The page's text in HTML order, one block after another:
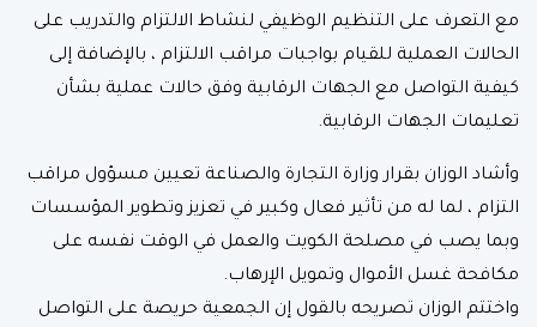
مع التعرف على التنظيم الوظيفي لنشاط الالتزام والتدريب على
الحالات العملية للقيام بواجبات مراقب الالتزام ، بالإضافة إلى
كيفية التواصل مع الجهات الرقابية وفق حالات عملية بشأن
تعليمات الجهات الرقابية.
وأشاد الوزان بقرار وزارة التجارة والصناعة تعيين مسؤول مراقب
التزام ، لما له من تأثير فعال وكبير في تعزيز وتطوير المؤسسات
وبما يصب في مصلحة الكويت والعمل في الوقت نفسه على
مكافحة غسل الأموال وتمويل الإرهاب.
واختتم الوزان تصريحه بالقول إن الجمعية حريصة على التواصل